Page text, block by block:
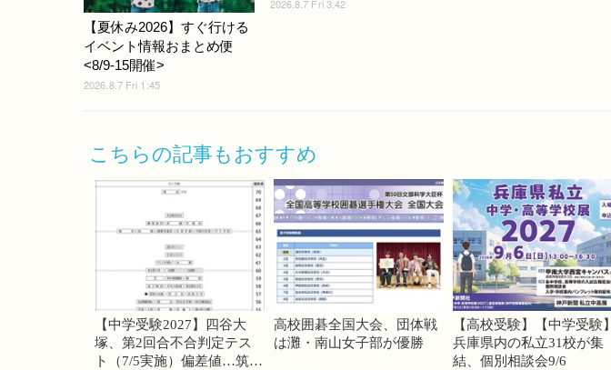
【夏休み2026】すぐ行ける
イベント情報おまとめ便
<8/9-15開催>
2026.8.7 Fri 1:45
2026.8.7 Fri 3:42
こちらの記事もおすすめ
【中学受験2027】四谷大
塚、第2回合不合判定テス
ト（7/5実施）偏差値…筑駒
高校囲碁全国大会、団体戦
は灘・南山女子部が優勝
【高校受験】【中学受験】
兵庫県内の私立31校が集
結、個別相談会9/6